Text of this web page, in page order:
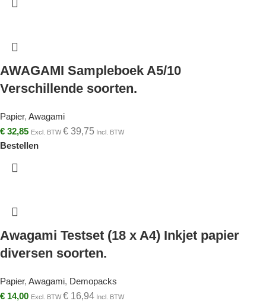
AWAGAMI Sampleboek A5/10
Verschillende soorten.
Papier, Awagami
€ 32,85 Excl. BTW€ 39,75 Incl. BTW
Bestellen
Awagami Testset (18 x A4) Inkjet papier
diversen soorten.
Papier, Awagami, Demopacks
€ 14,00 Excl. BTW€ 16,94 Incl. BTW